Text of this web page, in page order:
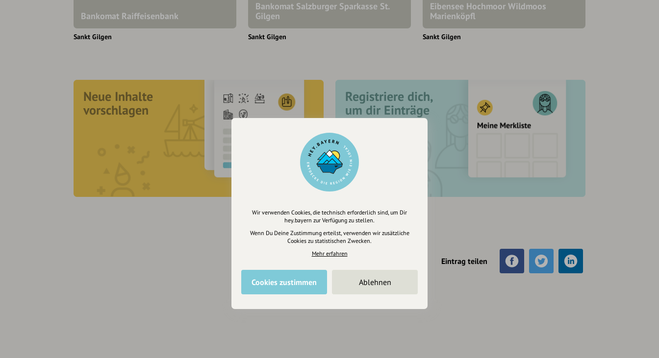
Bankomat Raiffeisenbank
Sankt Gilgen
Bankomat Salzburger Sparkasse St.
Gilgen
Sankt Gilgen
Eibensee Hochmoor Wildmoos
Marienköpfl
Sankt Gilgen
Neue Inhalte
vorschlagen
Registriere dich,
um dir Einträge
Eintrag teilen
Wir verwenden Cookies, die technisch erforderlich sind, um Dir
hey.bayern zur Verfügung zu stellen.
Wenn Du Deine Zustimmung erteilst, verwenden wir zusätzliche
Cookies zu statistischen Zwecken.
Mehr erfahren
Cookies zustimmen Ablehnen